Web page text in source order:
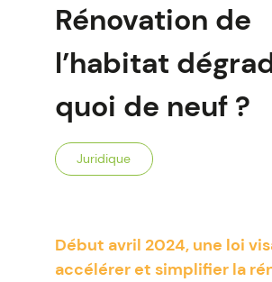
Rénovation de
l’habitat
quoi de neuf ?
Juridique
Début avril 2024, une loi
accélérer et simplifier la